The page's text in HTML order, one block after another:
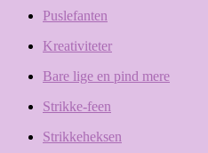
Puslefanten
Kreativiteter
Bare lige en pind mere
Strikke-feen
Strikkeheksen